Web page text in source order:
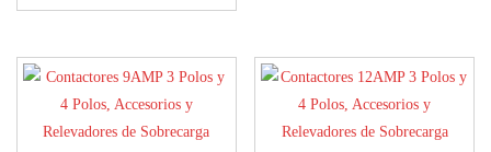
tiene
múltiples
variantes.
tiene
múltiples
variantes.
Las